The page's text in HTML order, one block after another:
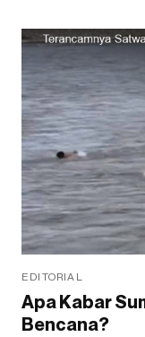
EDITORIAL
Apa Kabar
Bencana?